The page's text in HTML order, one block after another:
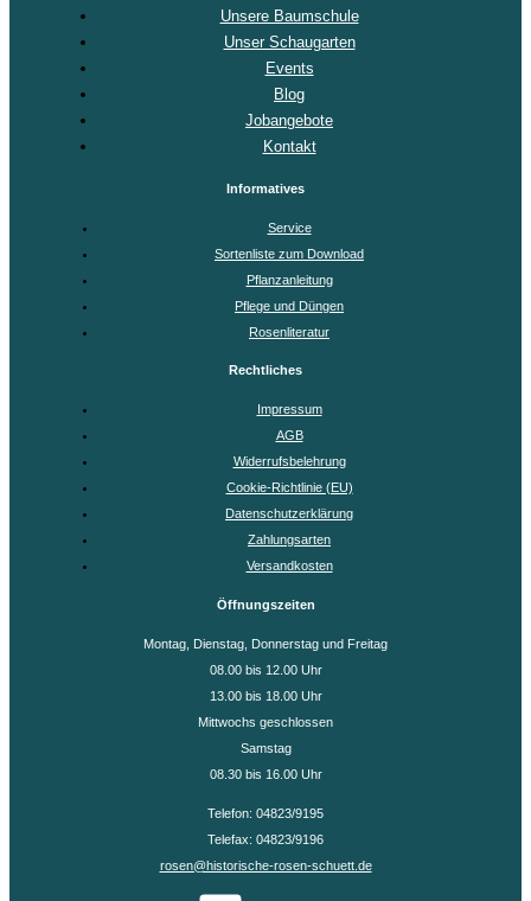
Unsere Baumschule
Unser Schaugarten
Events
Blog
Jobangebote
Kontakt
Informatives
Service
Sortenliste zum Download
Pflanzanleitung
Pflege und Düngen
Rosenliteratur
Rechtliches
Impressum
AGB
Widerrufsbelehrung
Cookie-Richtlinie (EU)
Datenschutzerklärung
Zahlungsarten
Versandkosten
Öffnungszeiten
Montag, Dienstag, Donnerstag und Freitag
08.00 bis 12.00 Uhr
13.00 bis 18.00 Uhr
Mittwochs geschlossen
Samstag
08.30 bis 16.00 Uhr
Telefon: 04823/9195
Telefax: 04823/9196
rosen@historische-rosen-schuett.de